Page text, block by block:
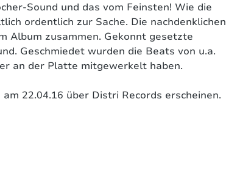
Sound und das vom Feinsten! Wie die
ordentlich zur Sache. Die nachdenklichen
Album zusammen. Gekonnt gesetzte
Geschmiedet wurden die Beats von u.a.
an der Platte mitgewerkelt haben.
22.04.16 über Distri Records erscheinen.